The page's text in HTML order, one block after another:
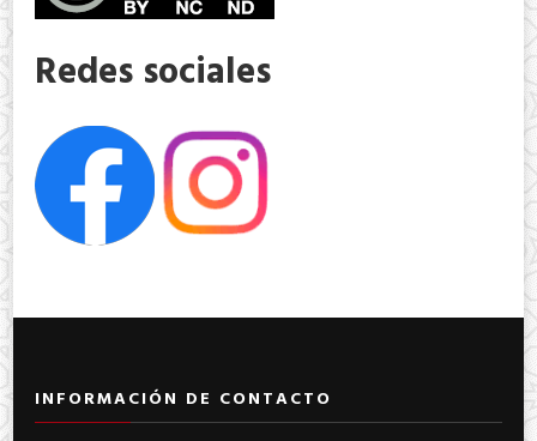
Redes sociales
INFORMACIÓN DE CONTACTO